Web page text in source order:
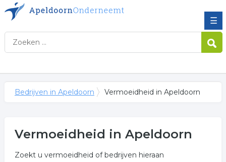
☰
Bedrijven in Apeldoorn Vermoeidheid in Apeldoorn
Vermoeidheid in Apeldoorn
Zoekt u vermoeidheid of bedrijven hieraan